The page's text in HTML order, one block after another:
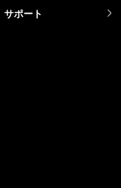
サポート